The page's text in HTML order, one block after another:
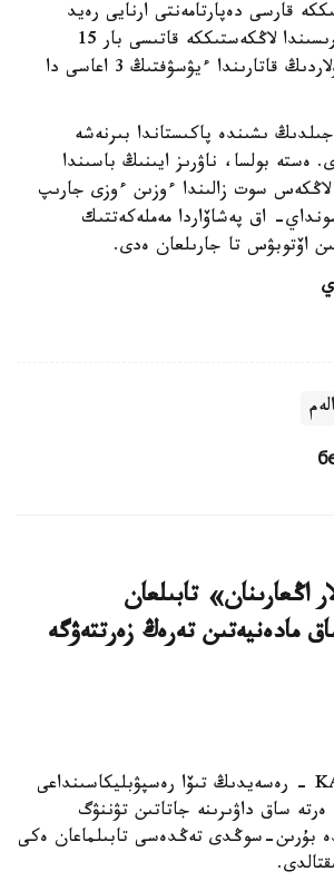
قارسى دەپارتامەنتى ارنايى رەيد
جۇرگىزىپ، ونىڭ بارىسىندا لاڭكەستىككە قاتىسى بار 15
كۇدىكتى ۇستالدى. ولاردىڭ قاتارىندا ءيۋسۋفتىڭ 3 اعاسى دا
ىشىندە پاكىستاندا بىرنەشە
ەستە بولسا، ناۋرىز ايىنىڭ باسىندا
لاڭكەس سوت زالىندا ءوزىن ءوزى جارىپ
اق پەشاۆاردا مەملەكەتتىك
اۆتوبۋس تا جارىلعان ەدى.
الەم
اڭعارىنان» تابىلعان
مادەنيەتىن تەرەڭ زەرتتەۋگە
استانا. KAZINFORM - رەسەيدىڭ تىۆا رەسپۋبليكاسىنداعى
ەرتە ساق داۋىرىنە جاتاتىن تۋننۋگ
بۇرىن-سوڭدى تەڭدەسى تابىلماعان ەكى